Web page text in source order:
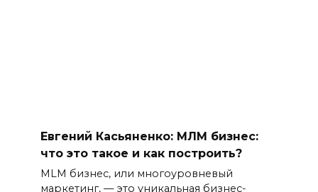
Евгений Касьяненко: МЛМ бизнес:
что это такое и как построить?
MLM бизнес, или многоуровневый
маркетинг, — это уникальная бизнес-